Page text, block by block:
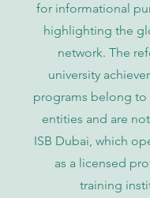
for informational
highlighting the
network. The
university
programs belong to
entities and are
ISB Dubai, which
as a licensed
training